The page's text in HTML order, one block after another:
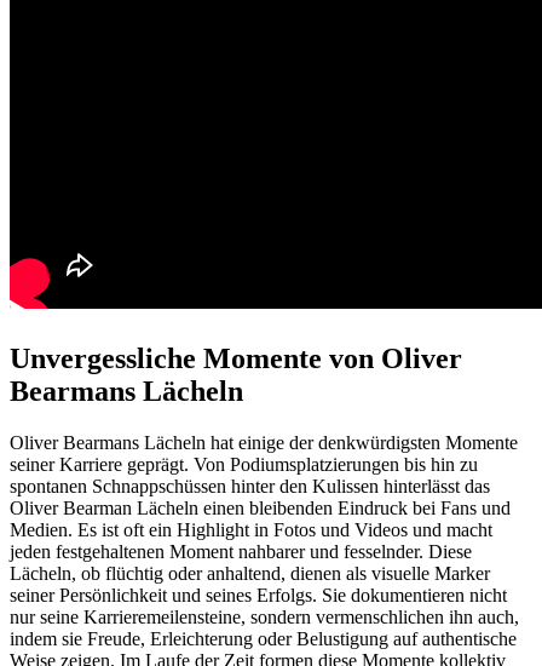
Unvergessliche Momente von Oliver
Bearmans Lächeln
Oliver Bearmans Lächeln hat einige der denkwürdigsten Momente
seiner Karriere geprägt. Von Podiumsplatzierungen bis hin zu
spontanen Schnappschüssen hinter den Kulissen hinterlässt das
Oliver Bearman Lächeln einen bleibenden Eindruck bei Fans und
Medien. Es ist oft ein Highlight in Fotos und Videos und macht
jeden festgehaltenen Moment nahbarer und fesselnder. Diese
Lächeln, ob flüchtig oder anhaltend, dienen als visuelle Marker
seiner Persönlichkeit und seines Erfolgs. Sie dokumentieren nicht
nur seine Karrieremeilensteine, sondern vermenschlichen ihn auch,
indem sie Freude, Erleichterung oder Belustigung auf authentische
Weise zeigen. Im Laufe der Zeit formen diese Momente kollektiv